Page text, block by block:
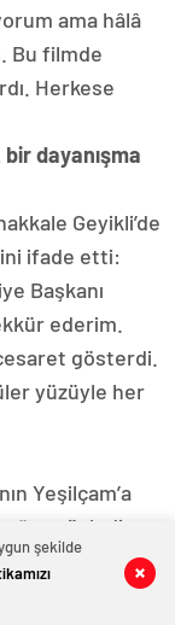
ama hâlâ
Bu filmde
Herkese
dayanışma
Geyikli’de
ifade etti:
Başkanı
ederim.
gösterdi.
yüzüyle her
Yeşilçam’a
söyledi:
kolay
göndermek
şekilde